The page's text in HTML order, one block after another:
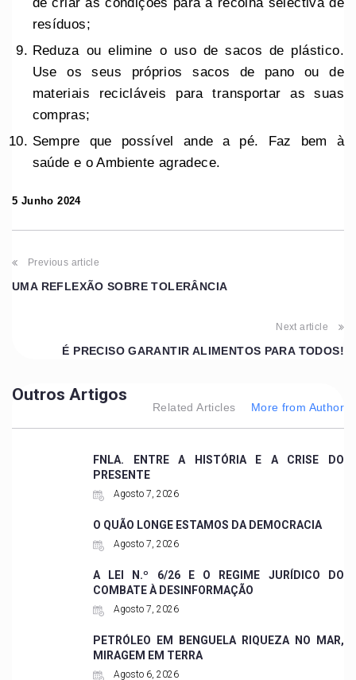
resíduos;
Reduza ou elimine o uso de sacos de plástico.
Use os seus próprios sacos de pano ou de
materiais recicláveis para transportar as suas
compras;
Sempre que possível ande a pé. Faz bem à
saúde e o Ambiente agradece.
5 Junho 2024
Previous article
UMA REFLEXÃO SOBRE TOLERÂNCIA
Next article
É PRECISO GARANTIR ALIMENTOS PARA TODOS!
Outros Artigos
Related Articles More from Author
FNLA. ENTRE A HISTÓRIA E A CRISE DO
PRESENTE
Agosto 7, 2026
O QUÃO LONGE ESTAMOS DA DEMOCRACIA
Agosto 7, 2026
A LEI N.º 6/26 E O REGIME JURÍDICO DO
COMBATE À DESINFORMAÇÃO
Agosto 7, 2026
PETRÓLEO EM BENGUELA RIQUEZA NO MAR,
MIRAGEM EM TERRA
Agosto 6, 2026